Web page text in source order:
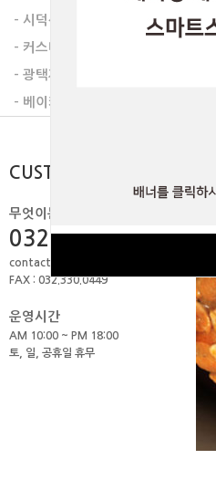
- 시덕션라인
- 커스타드믹스
- 광택제
- 베이커리믹스
CUSTOMER
무엇이든 물어보세요.
032.506.1979
contact@skyint.co.kr
FAX : 032.330.0449
운영시간
AM 10:00 ~ PM 18:00
토, 일, 공휴일 휴무